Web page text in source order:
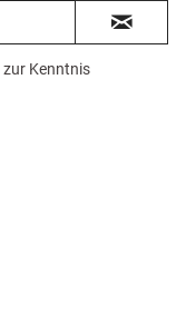
zur Kenntnis